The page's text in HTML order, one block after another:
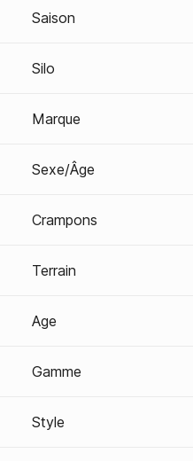
Saison
Silo
Marque
Sexe/Âge
Crampons
Terrain
Age
Gamme
Style